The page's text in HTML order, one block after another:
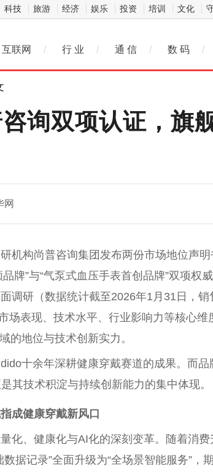
科技 旅游 经济 娱乐 投资 培训 文化
互联网 / 行 业 / 通 信 / 数 码 /
询双项认证，旗
网
机构尚普咨询集团发布两份市场地位声
牌”与“气泵式血压手表首创品牌”双项权
调研（数据统计截至2026年1月31日，
场表现、技术水平、行业影响力等核心
的地位与技术创新实力。
十余年深耕健康穿戴赛道的成果。而
其技术积淀与持续创新能力的集中体现。
成健康穿戴新风口
化、健康化与AI化的深刻变革。随着消
据记录”全面升级为“全场景智能服务”，